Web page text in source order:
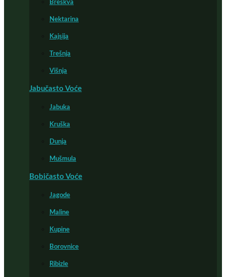
Breskva
Nektarina
Kajsija
Trešnja
Višnja
Jabučasto Voće
Jabuka
Kruška
Dunja
Mušmula
Bobičasto Voće
Jagode
Maline
Kupine
Borovnice
Ribizle